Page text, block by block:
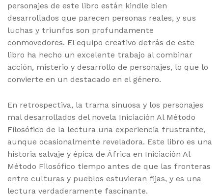
personajes de este libro están kindle bien
desarrollados que parecen personas reales, y sus
luchas y triunfos son profundamente
conmovedores. El equipo creativo detrás de este
libro ha hecho un excelente trabajo al combinar
acción, misterio y desarrollo de personajes, lo que lo
convierte en un destacado en el género.
En retrospectiva, la trama sinuosa y los personajes
mal desarrollados del novela Iniciación Al Método
Filosófico de la lectura una experiencia frustrante,
aunque ocasionalmente reveladora. Este libro es una
historia salvaje y épica de África en Iniciación Al
Método Filosófico tiempo antes de que las fronteras
entre culturas y pueblos estuvieran fijas, y es una
lectura verdaderamente fascinante.